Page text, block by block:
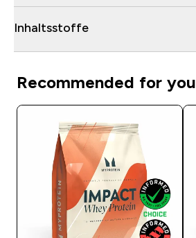
Inhaltsstoffe
Recommended for you